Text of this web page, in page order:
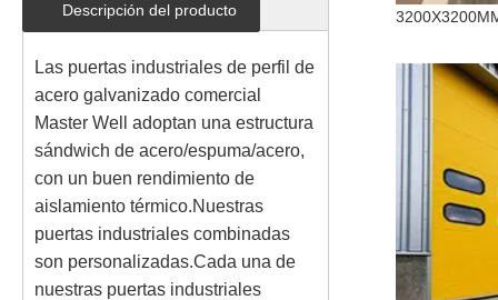
Descripción del producto
Las puertas industriales de perfil de
acero galvanizado comercial
Master Well adoptan una estructura
sándwich de acero/espuma/acero,
con un buen rendimiento de
aislamiento térmico.Nuestras
puertas industriales combinadas
son personalizadas.Cada una de
nuestras puertas industriales